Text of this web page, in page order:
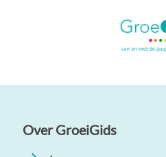
Over GroeiGids